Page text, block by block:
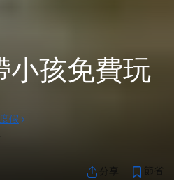
小孩免費玩
假
分享 節省